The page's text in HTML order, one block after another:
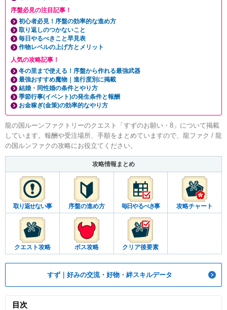
序盤必見の注目記事！
初心者必見！序盤の効率的な進め方
取り返しのつかないこと
毎日やるべきこと早見表
作物レベルの上げ方とメリット
人気の攻略記事！
冬の里まで使える！序盤から作れる最強武器
最強おすすめ魔物｜進行度別に掲載
結婚・同性婚の条件とやり方
季節行事(イベント)の発生条件と報酬
お金稼ぎ(金策)の効率的なやり方
龍の国ルーンファクトリーのクエスト「すずのお願い・8」について掲載
しています。報酬や受注場所、手順をまとめていますので、龍ファク / 龍
の国ルンファクの攻略にお役立てください。
攻略情報まとめ
取り返せない事 序盤の進め方 毎日やるべき事 攻略チャート
クエスト攻略 ボス攻略 クリア後要素
すず｜好みの交流・好物・絆スキルデータ
目次